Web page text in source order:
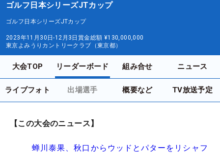
ゴルフ日本シリーズJTカップ
ゴルフ日本シリーズJTカップ
2023年11月30日-12月3日 賞金総額 ¥130,000,000
東京よみうりカントリークラブ（東京都）
大会TOP リーダーボード 組み合せ ニュース
ライブフォト 出場選手 概要など TV放送予定
【この大会のニュース】
蝉川泰果、秋口からウッドとパターをリシャフ